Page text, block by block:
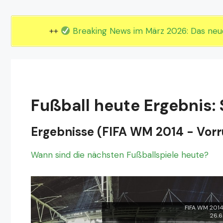
++ Breaking News im März 2026: Das
Fußball heute Ergebnis:
Ergebnisse (FIFA WM 2014 -
Wann sind die nächsten Fußballspiele heute?
FIFA WM